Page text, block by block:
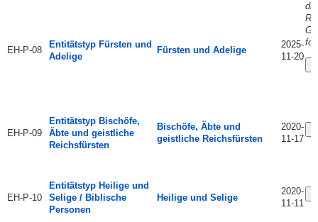
EH-P-08
Entitätstyp Fürsten und
Adelige
Fürsten und Adelige
2025-
11-20
EH-P-09
Entitätstyp Bischöfe,
Äbte und geistliche
Reichsfürsten
Bischöfe, Äbte und
geistliche Reichsfürsten
2020-
11-17
EH-P-10
Entitätstyp Heilige und
Selige / Biblische
Personen
Heilige und Selige
2020-
11-11